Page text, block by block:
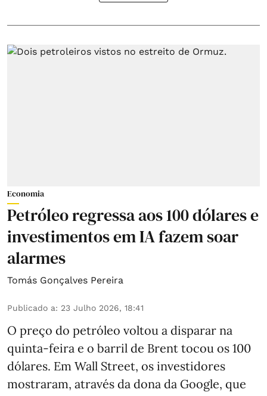
Economia
Petróleo regressa aos 100 dólares e
investimentos em IA fazem soar
alarmes
Tomás Gonçalves Pereira
Publicado a: 23 Julho 2026, 18:41
O preço do petróleo voltou a disparar na
quinta-feira e o barril de Brent tocou os 100
dólares. Em Wall Street, os investidores
mostraram, através da dona da Google, que